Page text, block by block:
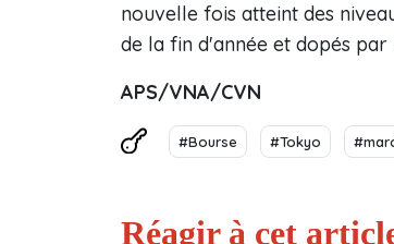
nouvelle fois atteint des
de la fin d'année et dopés
APS/VNA/CVN
#Bourse #Tokyo